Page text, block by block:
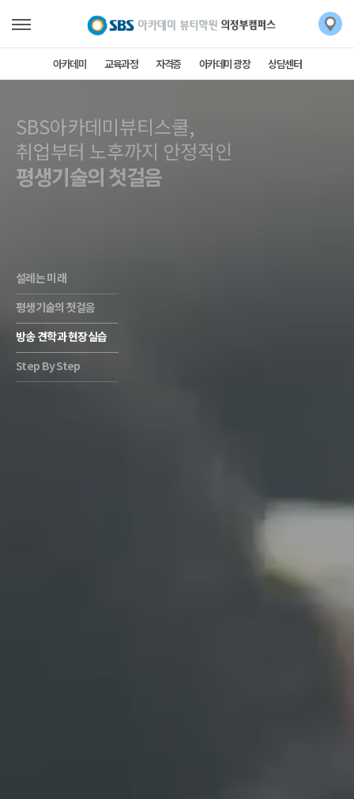
아카데미 교육과정 자격증 아카데미 광장 상담센터
SBS아카데미뷰티스쿨,
취업부터 노후까지 안정적인
평생기술의 첫걸음
SBS아카데미뷰티스쿨,
설레는 미래
평생기술의 첫걸음
방송 견학과 현장실습
Step By Step